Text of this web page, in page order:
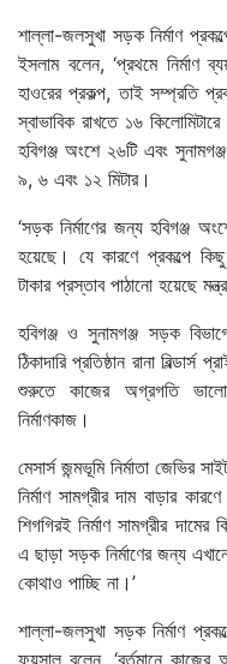
শাল্লা-জলসুখা সড়ক নির্মাণ
ইসলাম বলেন, ‘প্রথমে নির্মাণ
হাওরের প্রকল্প, তাই সম্প্রতি
স্বাভাবিক রাখতে ১৬
হবিগঞ্জ অংশে ২৬টি এবং
৯, ৬ এবং ১২ মিটার।
‘সড়ক নির্মাণের জন্য হবিগঞ্জ
হয়েছে। যে কারণে প্রকল্পে
টাকার প্রস্তাব পাঠানো হয়েছে
হবিগঞ্জ ও সুনামগঞ্জ সড়ক
ঠিকাদারি প্রতিষ্ঠান রানা বিল্ডার্স
শুরুতে কাজের অগ্রগতি
নির্মাণকাজ।
মেসার্স জন্মভূমি নির্মাতা জেভির
নির্মাণ সামগ্রীর দাম বাড়ার
শিগগিরই নির্মাণ সামগ্রীর
এ ছাড়া সড়ক নির্মাণের জন্য
কোথাও পাচ্ছি না।’
শাল্লা-জলসুখা সড়ক নির্মাণ
ফয়সাল বলেন, ‘বর্তমানে